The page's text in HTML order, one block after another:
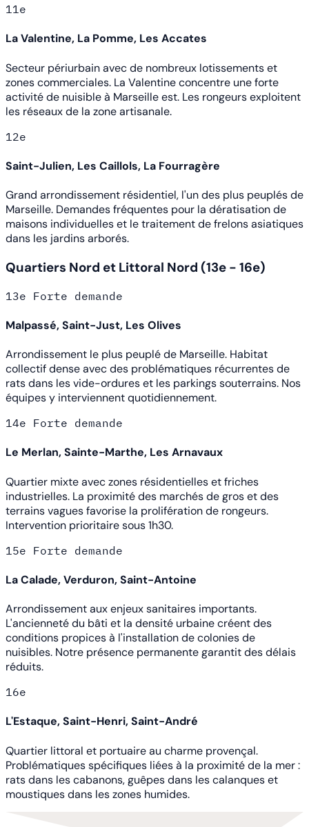
11e
La Valentine, La Pomme, Les Accates
Secteur périurbain avec de nombreux lotissements et
zones commerciales. La Valentine concentre une forte
activité de nuisible à Marseille est. Les rongeurs exploitent
les réseaux de la zone artisanale.
12e
Saint-Julien, Les Caillols, La Fourragère
Grand arrondissement résidentiel, l'un des plus peuplés de
Marseille. Demandes fréquentes pour la dératisation de
maisons individuelles et le traitement de frelons asiatiques
dans les jardins arborés.
Quartiers Nord et Littoral Nord (13e - 16e)
13e Forte demande
Malpassé, Saint-Just, Les Olives
Arrondissement le plus peuplé de Marseille. Habitat
collectif dense avec des problématiques récurrentes de
rats dans les vide-ordures et les parkings souterrains. Nos
équipes y interviennent quotidiennement.
14e Forte demande
Le Merlan, Sainte-Marthe, Les Arnavaux
Quartier mixte avec zones résidentielles et friches
industrielles. La proximité des marchés de gros et des
terrains vagues favorise la prolifération de rongeurs.
Intervention prioritaire sous 1h30.
15e Forte demande
La Calade, Verduron, Saint-Antoine
Arrondissement aux enjeux sanitaires importants.
L'ancienneté du bâti et la densité urbaine créent des
conditions propices à l'installation de colonies de
nuisibles. Notre présence permanente garantit des délais
réduits.
16e
L'Estaque, Saint-Henri, Saint-André
Quartier littoral et portuaire au charme provençal.
Problématiques spécifiques liées à la proximité de la mer :
rats dans les cabanons, guêpes dans les calanques et
moustiques dans les zones humides.